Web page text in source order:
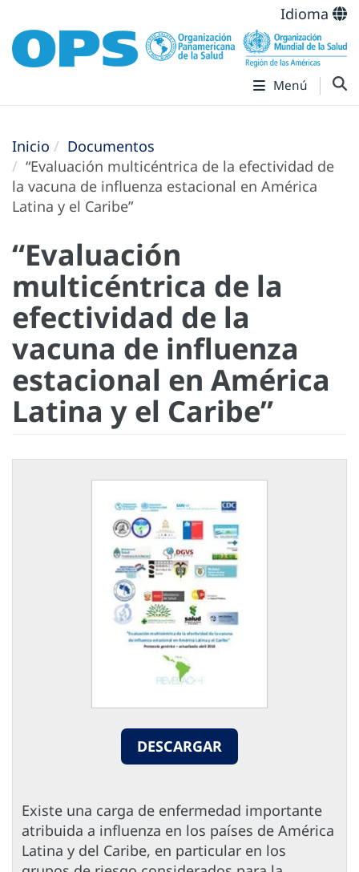
Idioma
Menú
Inicio
Documentos
“Evaluación multicéntrica de la efectividad de
la vacuna de influenza estacional en América
Latina y el Caribe”
“Evaluación
multicéntrica de la
efectividad de la
vacuna de influenza
estacional en América
Latina y el Caribe”
DESCARGAR
Existe una carga de enfermedad importante
atribuida a influenza en los países de América
Latina y del Caribe, en particular en los